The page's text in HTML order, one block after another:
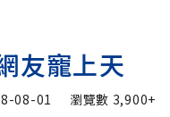
友寵上天
08-01 瀏覽數 3,900+